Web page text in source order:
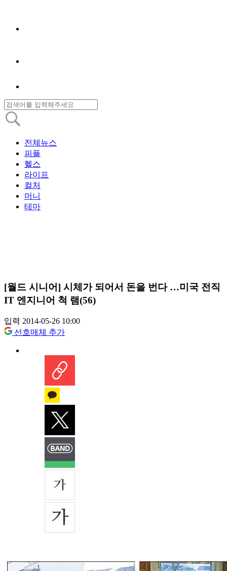
전체뉴스
피플
헬스
라이프
컬처
머니
테마
[월드 시니어] 시체가 되어서 돈을 번다 …미국 전직
IT 엔지니어 척 램(56)
입력 2014-05-26 10:00
선호매체 추가